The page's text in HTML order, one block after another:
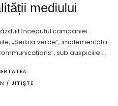
mediului
începutul campaniei
„Serbia verde”, implementată
sub auspiciile …
/ JITIŞTE